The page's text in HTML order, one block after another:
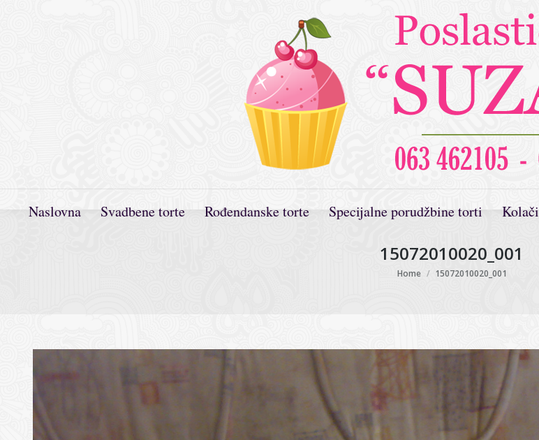
Naslovna Svadbene torte Rođendanske torte Specijalne porudžbine torti Kolači
15072010020_001
You are here:
Home 15072010020_001